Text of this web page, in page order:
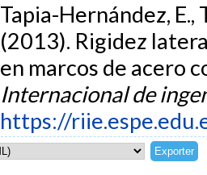
Tapia-Hernández, E.,
(2013). Rigidez
en marcos de acero
Internacional de
https://